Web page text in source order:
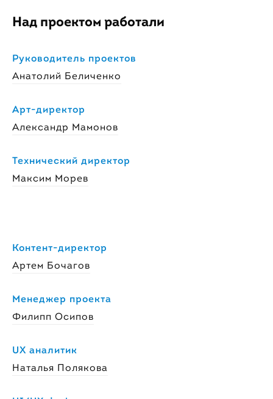
Над проектом работали
Руководитель проектов
Анатолий Беличенко
Арт-директор
Александр Мамонов
Технический директор
Максим Морев
Контент-директор
Артем Бочагов
Менеджер проекта
Филипп Осипов
UX аналитик
Наталья Полякова